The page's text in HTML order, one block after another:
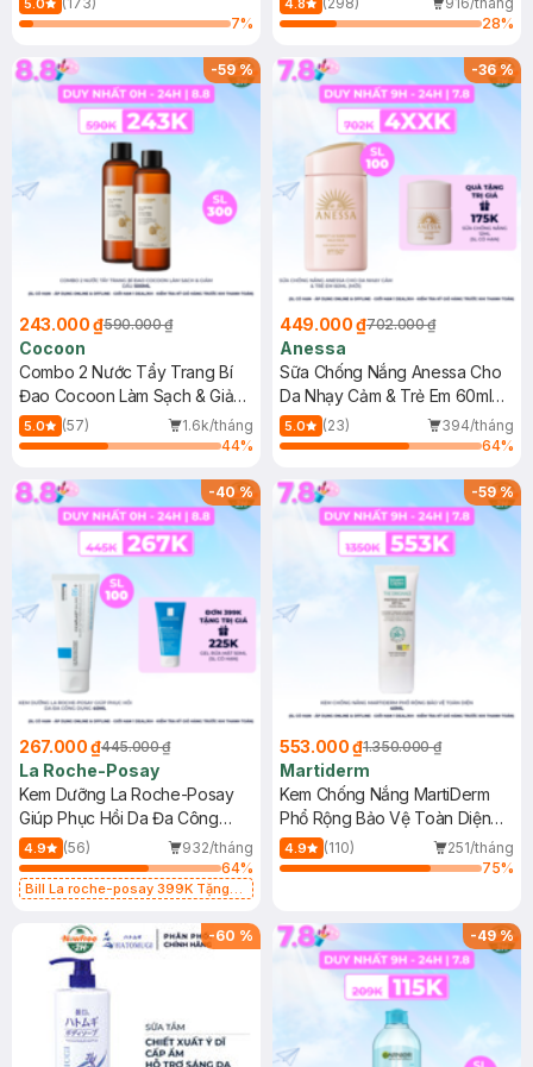
5.0
7%
4.8
28%
-59%
243.000 ₫590.000 ₫
Cocoon
Combo 2 Nước Tẩy Trang Bí
Đao Cocoon Làm Sạch & Giảm
Dầu 500ml
5.0 (57)
1.6k/tháng
44%
-36%
449.000 ₫702.000 ₫
Anessa
Sữa Chống Nắng Anessa Cho
Da Nhạy Cảm & Trẻ Em 60ml
(Mới)
5.0 (23)
394/tháng
64%
-40%
267.000 ₫445.000 ₫
La Roche-Posay
Kem Dưỡng La Roche-Posay
Giúp Phục Hồi Da Đa Công
Dụng 40ml
4.9 (56)
932/tháng
64%
Bill La roche-posay 399K Tặng
(SL có hạn)
-59%
553.000 ₫1.350.000 ₫
Martiderm
Kem Chống Nắng MartiDerm
Phổ Rộng Bảo Vệ Toàn Diện
40ml
4.9 (110)
251/tháng
75%
-60 % -49%